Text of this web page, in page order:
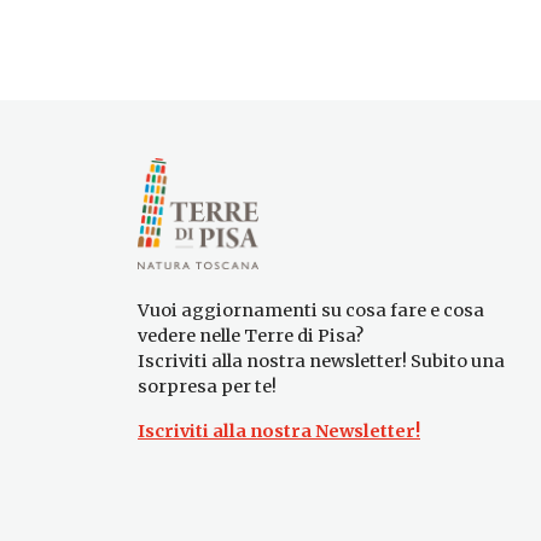
Vuoi aggiornamenti su cosa fare e cosa
vedere nelle Terre di Pisa?
Iscriviti alla nostra newsletter! Subito una
sorpresa per te!
Iscriviti alla nostra Newsletter!